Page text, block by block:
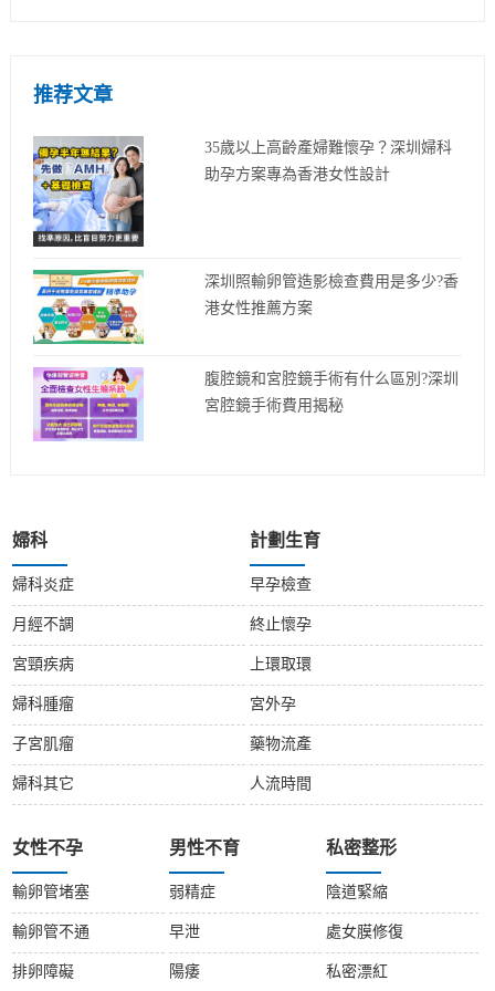
推荐文章
35歲以上高齡產婦難懷孕？深圳婦科
助孕方案專為香港女性設計
深圳照輸卵管造影檢查費用是多少?香
港女性推薦方案
腹腔鏡和宮腔鏡手術有什么區別?深圳
宮腔鏡手術費用揭秘
婦科
婦科炎症
月經不調
宮頸疾病
婦科腫瘤
子宮肌瘤
婦科其它
計劃生育
早孕檢查
終止懷孕
上環取環
宮外孕
藥物流產
人流時間
女性不孕
輸卵管堵塞
輸卵管不通
排卵障礙
男性不育
弱精症
早泄
陽痿
私密整形
陰道緊縮
處女膜修復
私密漂紅